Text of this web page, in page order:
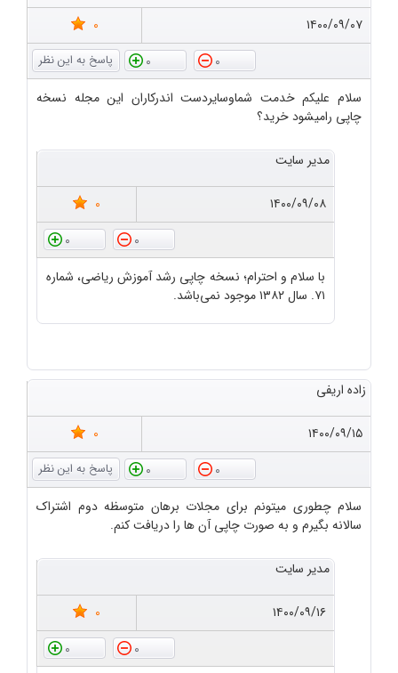
۱۴۰۰/۰۹/۰۷
0
0
0
سلام علیکم خدمت شماوسایردست اندرکاران این مجله نسخه
چاپی رامیشود خرید؟
مدیر سایت
۱۴۰۰/۰۹/۰۸
0
0
0
با سلام و احترام؛ نسخه چاپی رشد آموزش ریاضی، شماره
۷۱. سال ۱۳۸۲ موجود نمی‌باشد.
زاده اریفی
۱۴۰۰/۰۹/۱۵
0
0
0
سلام چطوری میتونم برای مجلات برهان متوسظه دوم اشتراک
سالانه بگیرم و به صورت چاپی آن ها را دریافت کنم.
مدیر سایت
۱۴۰۰/۰۹/۱۶
0
0
0